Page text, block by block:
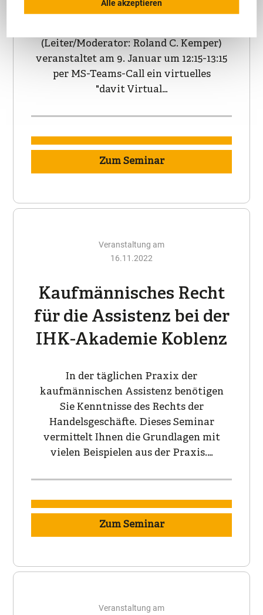
Das davit-Fachteam
(Leiter/Moderator: Roland C. Kemper)
veranstaltet am 9. Januar um 12:15-13:15
per MS-Teams-Call ein virtuelles
"davit Virtual…
Zum Seminar
Veranstaltung am
16.11.2022
Kaufmännisches Recht
für die Assistenz bei der
IHK-Akademie Koblenz
In der täglichen Praxix der
kaufmännischen Assistenz benötigen
Sie Kenntnisse des Rechts der
Handelsgeschäfte. Dieses Seminar
vermittelt Ihnen die Grundlagen mit
vielen Beispielen aus der Praxis.…
Zum Seminar
Veranstaltung am
Alle akzeptieren